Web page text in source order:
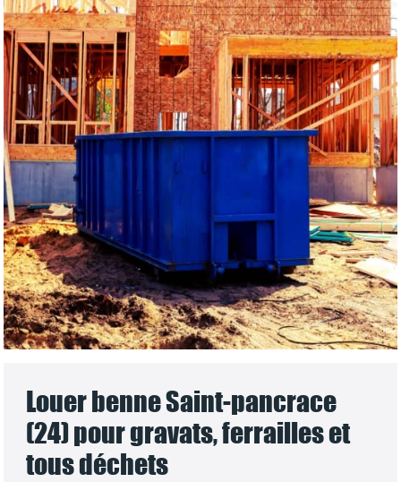
Louer benne Saint-pancrace
(24) pour gravats, ferrailles et
tous déchets